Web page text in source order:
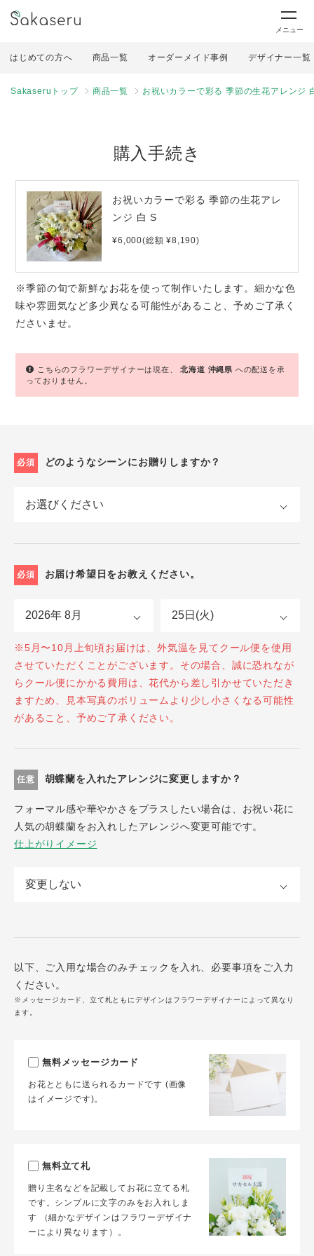
メニュー
はじめての方へ 商品一覧 オーダーメイド事例 デザイナー一覧
Sakaseruトップ 商品一覧 お祝いカラーで彩る 季節の生花アレンジ
購入手続き
お祝いカラーで彩る 季節の生花アレ
ンジ 白 S
¥6,000(総額 ¥8,190)
※季節の旬で新鮮なお花を使って制作いたします。細かな色
味や雰囲気など多少異なる可能性があること、予めご了承く
ださいませ。
こちらのフラワーデザイナーは現在、北海道 沖縄県 への配送を承
っておりません。
必須 どのようなシーンにお贈りしますか？
必須 お届け希望日をお教えください。
※5月〜10月上旬頃お届けは、外気温を見てクール便を使用
させていただくことがございます。その場合、誠に恐れなが
らクール便にかかる費用は、花代から差し引かせていただき
ますため、見本写真のボリュームより少し小さくなる可能性
があること、予めご了承ください。
任意 胡蝶蘭を入れたアレンジに変更しますか？
フォーマル感や華やかさをプラスしたい場合は、お祝い花に
人気の胡蝶蘭をお入れしたアレンジへ変更可能です。
仕上がりイメージ
以下、ご入用な場合のみチェックを入れ、必要事項をご入力
ください。
※メッセージカード、立て札ともにデザインはフラワーデザイナーによって異なり
ます。
無料メッセージカード
お花とともに送られるカードです (画像
はイメージです)。
無料立て札
贈り主名などを記載してお花に立てる札
です。シンプルに文字のみをお入れしま
す （細かなデザインはフラワーデザイナ
ーにより異なります）。